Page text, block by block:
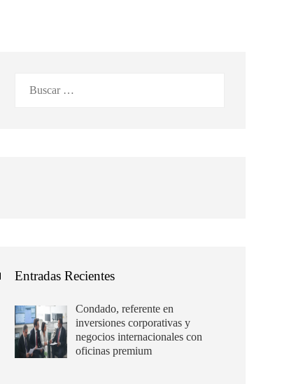
Entradas Recientes
Condado, referente en
inversiones corporativas y
negocios internacionales con
oficinas premium